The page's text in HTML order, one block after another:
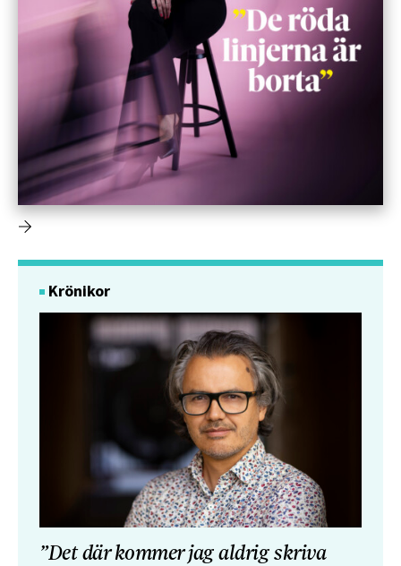
Krönikor
”Det där kommer jag aldrig skriva